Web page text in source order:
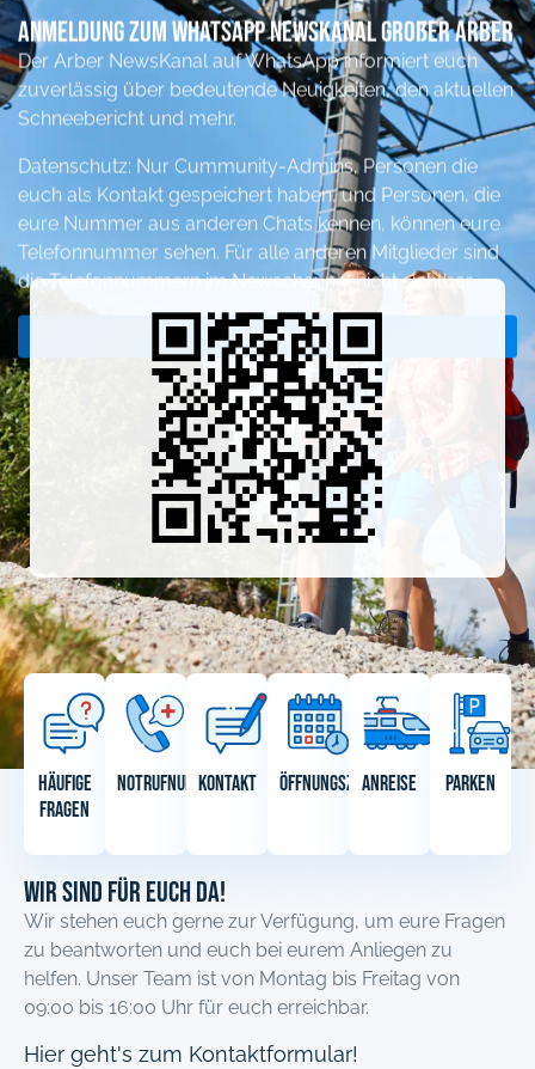
Anmeldung zum Whatsapp NewsKanal Großer ARber
Der Arber NewsKanal auf WhatsApp informiert euch
zuverlässig über bedeutende Neuigkeiten, den aktuellen
Schneebericht und mehr.
Datenschutz: Nur Cummunity-Admins, Personen die
euch als Kontakt gespeichert haben, und Personen, die
eure Nummer aus anderen Chats kennen, können eure
Telefonnummer sehen. Für alle anderen Mitglieder sind
die Telefonnummern im Newschannel nicht sichtbar.
Jetzt beitreten
Wir sind für euch Da!
Wir stehen euch gerne zur Verfügung, um eure Fragen
zu beantworten und euch bei eurem Anliegen zu
helfen. Unser Team ist von Montag bis Freitag von
09:00 bis 16:00 Uhr für euch erreichbar.
Hier geht's zum Kontaktformular!
Häufige
Fragen
Notrufnummern
Kontakt Öffnungszeiten
Anreise Parken